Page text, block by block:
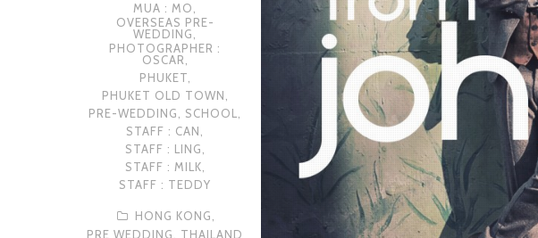
MUA : MO,
OVERSEAS PRE-
WEDDING,
PHOTOGRAPHER :
OSCAR,
PHUKET,
PHUKET OLD TOWN,
PRE-WEDDING,
SCHOOL,
STAFF : CAN,
STAFF : LING,
STAFF : MILK,
STAFF : TEDDY
HONG KONG,
PRE WEDDING,
THAILAND